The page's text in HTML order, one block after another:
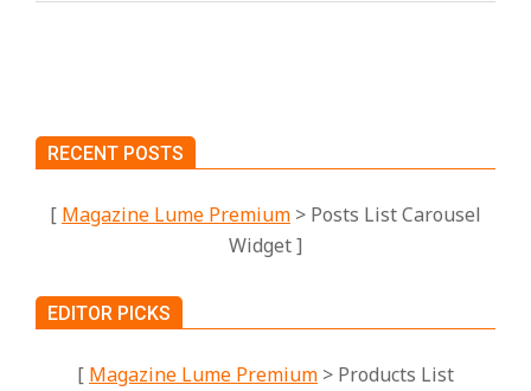
RECENT POSTS
[ Magazine Lume Premium > Posts List Carousel
Widget ]
EDITOR PICKS
[ Magazine Lume Premium > Products List